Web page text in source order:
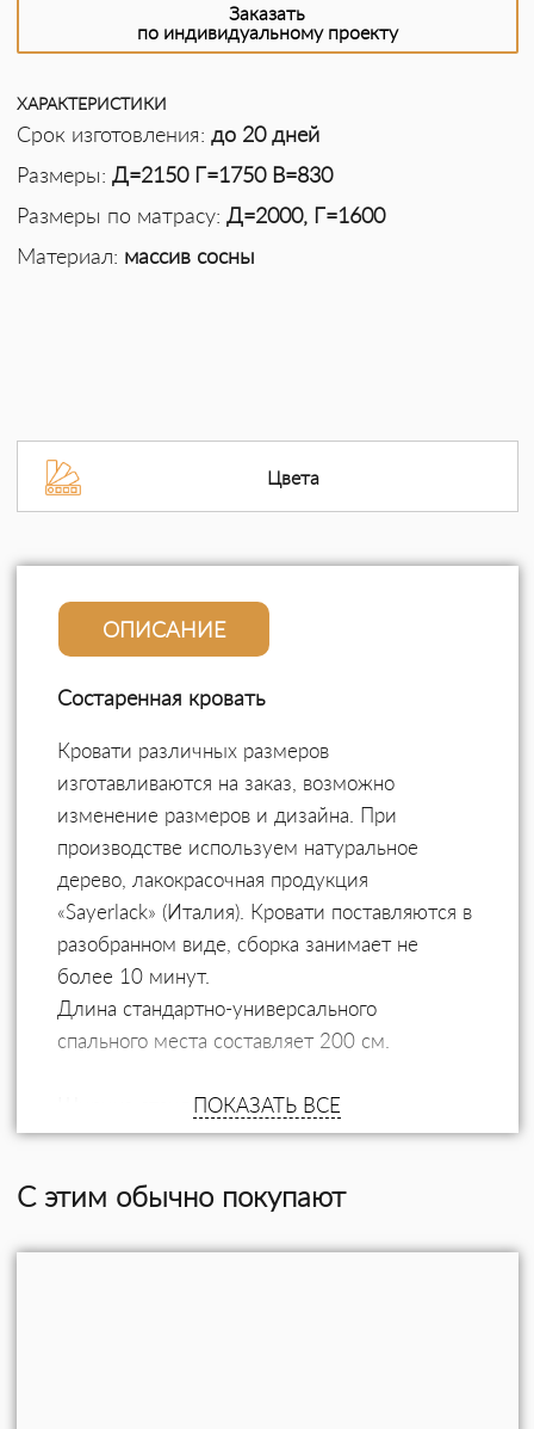
Заказать
по индивидуальному проекту
ХАРАКТЕРИСТИКИ
Срок изготовления: до 20 дней
Размеры: Д=2150 Г=1750 В=830
Размеры по матрасу: Д=2000, Г=1600
Материал: массив сосны
Цвета
ОПИСАНИЕ
Состаренная кровать
Кровати различных размеров
изготавливаются на заказ, возможно
изменение размеров и дизайна. При
производстве используем натуральное
дерево, лакокрасочная продукция
«Sayerlack» (Италия). Кровати поставляются в
разобранном виде, сборка занимает не
более 10 минут.
Длина стандартно-универсального
спального места составляет 200 см.
Ширина стандартных матрасов
Односпальные – 80, 90 и 100 см.
Двуспальные – 140, 160, 180, 200 см.
ПОКАЗАТЬ ВСЕ
С этим обычно покупают